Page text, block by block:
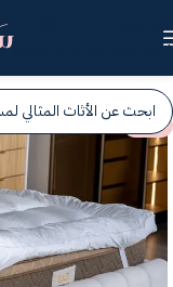
Skip to main content
-25%